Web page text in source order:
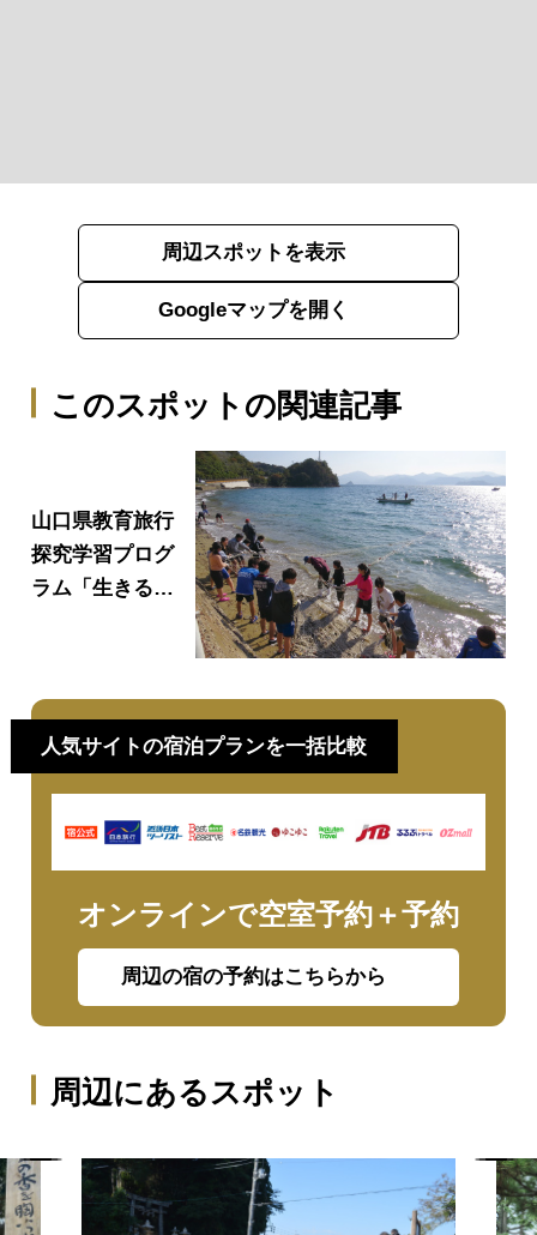
このスポットの関連記事
山口県教育旅行
探究学習プログ
ラム「生きる力
周辺スポットを表示
Googleマップを開く
人気サイトの宿泊プランを一括比較
オンラインで空室予約＋予約
周辺の宿の予約はこちらから
周辺にあるスポット